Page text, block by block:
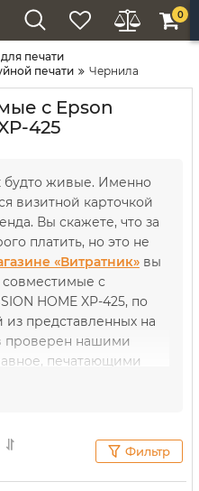
0
печати
печати
Чернила
с Epson
425
будто живые. Именно
визитной карточкой
Вы скажете, что за
платить, но это не
«Витратник» вы
совместимые с
HOME XP-425, по
представленных на
проверен нашими
печатающими
нашей
на словах, а на деле.
материалов
работать без
отдачей. Для наших
Фильтр